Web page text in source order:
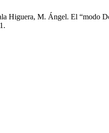
Higuera, M. Ángel. El “modo